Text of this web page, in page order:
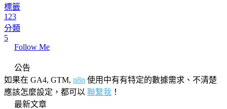
標籤
123
分類
5
Follow Me
公告
如果在 GA4, GTM, n8n 使用中有有特定的數據需求、不清楚
應該怎麼設定，都可以 聯繫我 ！
最新文章